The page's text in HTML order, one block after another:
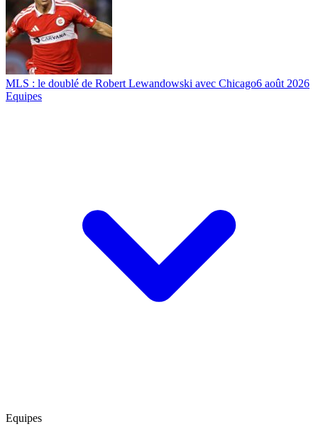
MLS : le doublé de Robert Lewandowski avec Chicago6 août 2026
Equipes
Equipes